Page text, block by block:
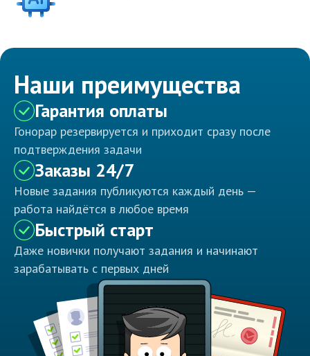
Наши преимущества
Гарантия оплаты
Гонорар резервируется и приходит сразу после
подтверждения задачи
Заказы 24/7
Новые задания публикуются каждый день —
работа найдётся в любое время
Быстрый старт
Даже новички получают задания и начинают
зарабатывать с первых дней